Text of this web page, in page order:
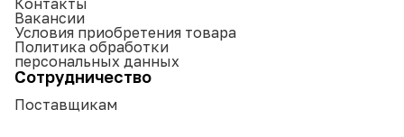
Вакансии
Условия приобретения товара
Политика обработки
персональных данных
Сотрудничество
Поставщикам